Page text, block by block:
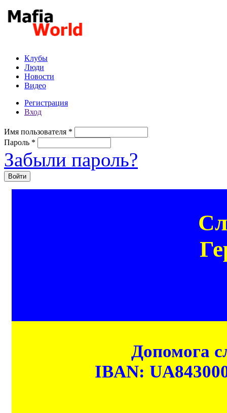
Перейти к основному содержанию
Клубы
Люди
Новости
Видео
Регистрация
Вход
Имя пользователя *
Пароль *
Забыли пароль?
Допомога
IBAN: